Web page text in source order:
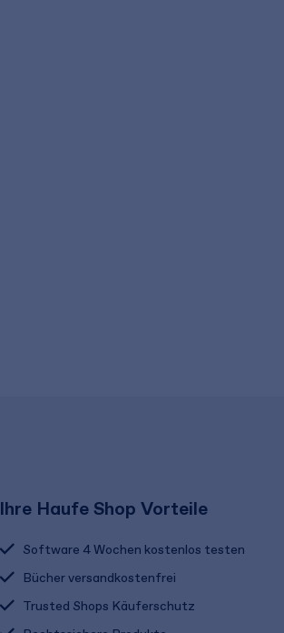
Ihre Haufe Shop Vorteile
Software 4 Wochen kostenlos testen
Bücher versandkostenfrei
Trusted Shops Käuferschutz